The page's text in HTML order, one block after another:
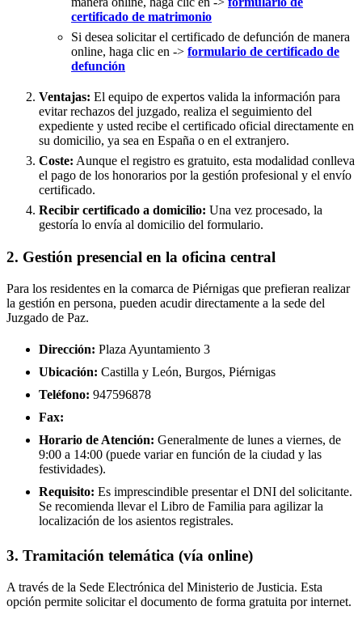
certificado de matrimonio
Si desea solicitar el certificado de defunción de manera
online, haga clic en -> formulario de certificado de
defunción
Ventajas: El equipo de expertos valida la información para
evitar rechazos del juzgado, realiza el seguimiento del
expediente y usted recibe el certificado oficial directamente en
su domicilio, ya sea en España o en el extranjero.
Coste: Aunque el registro es gratuito, esta modalidad conlleva
el pago de los honorarios por la gestión profesional y el envío
certificado.
Recibir certificado a domicilio: Una vez procesado, la
gestoría lo envía al domicilio del formulario.
2. Gestión presencial en la oficina central
Para los residentes en la comarca de Piérnigas que prefieran realizar
la gestión en persona, pueden acudir directamente a la sede del
Juzgado de Paz.
Dirección: Plaza Ayuntamiento 3
Ubicación: Castilla y León, Burgos, Piérnigas
Teléfono: 947596878
Fax:
Horario de Atención: Generalmente de lunes a viernes, de
9:00 a 14:00 (puede variar en función de la ciudad y las
festividades).
Requisito: Es imprescindible presentar el DNI del solicitante.
Se recomienda llevar el Libro de Familia para agilizar la
localización de los asientos registrales.
3. Tramitación telemática (vía online)
A través de la Sede Electrónica del Ministerio de Justicia. Esta
opción permite solicitar el documento de forma gratuita por internet.